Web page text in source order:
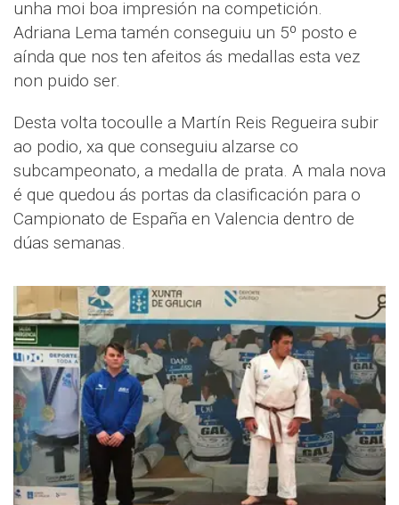
unha moi boa impresión na competición.
Adriana Lema tamén conseguiu un 5º posto e
aínda que nos ten afeitos ás medallas esta vez
non puido ser.
Desta volta tocoulle a Martín Reis Regueira subir
ao podio, xa que conseguiu alzarse co
subcampeonato, a medalla de prata. A mala nova
é que quedou ás portas da clasificación para o
Campionato de España en Valencia dentro de
dúas semanas.